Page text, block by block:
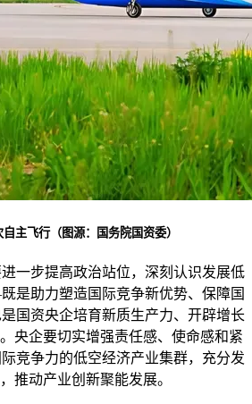
主飞行（图源：国务院国资委）
一步提高政治站位，深刻认识发展低
是助力塑造国际竞争新优势、保障国
国资央企培育新质生产力、开辟增长
央企要切实增强责任感、使命感和紧
竞争力的低空经济产业集群，充分发
推动产业创新聚能发展。